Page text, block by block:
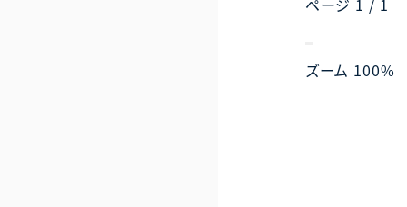
ページ 1 / 1
ズーム 100%